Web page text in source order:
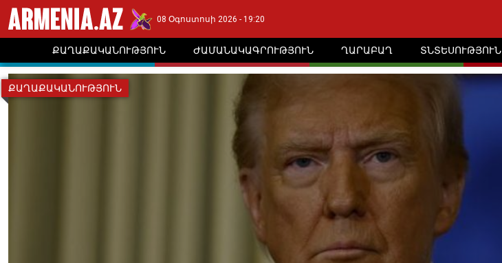
08 Օգոստոսի 2026 - 19:20
ՔԱՂԱՔԱԿԱՆՈՒԹՅՈՒՆ ԺԱՄԱՆԱԿԱԳՐՈՒԹՅՈՒՆ ՂԱՐԱԲԱՂ ՏՆՏԵՍՈՒԹՅՈՒՆ
ՔԱՂԱՔԱԿԱՆՈՒԹՅՈՒՆ